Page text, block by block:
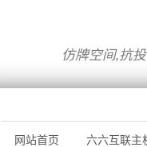
仿牌空间,抗
网站首页 六六互联主